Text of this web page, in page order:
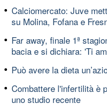
Calciomercato: Juve
su Molina, Fofana e
Far away, finale 1ª
bacia e si dichiara: 'Ti
Può avere la dieta
Combattere l'infertilità è
uno studio recente